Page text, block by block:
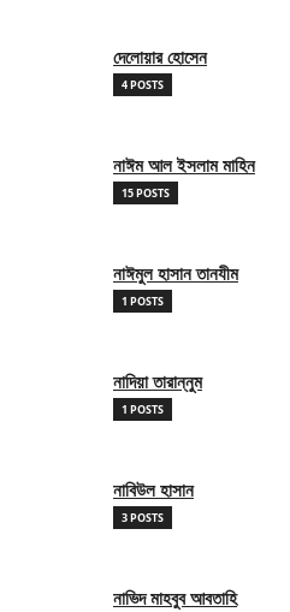
দেলোয়ার হোসেন
4 POSTS
নাঈম আল ইসলাম মাহিন
15 POSTS
নাঈমুল হাসান তানযীম
1 POSTS
নাদিয়া তারান্নুম
1 POSTS
নাবিউল হাসান
3 POSTS
নাভিদ মাহবুব আবতাহি